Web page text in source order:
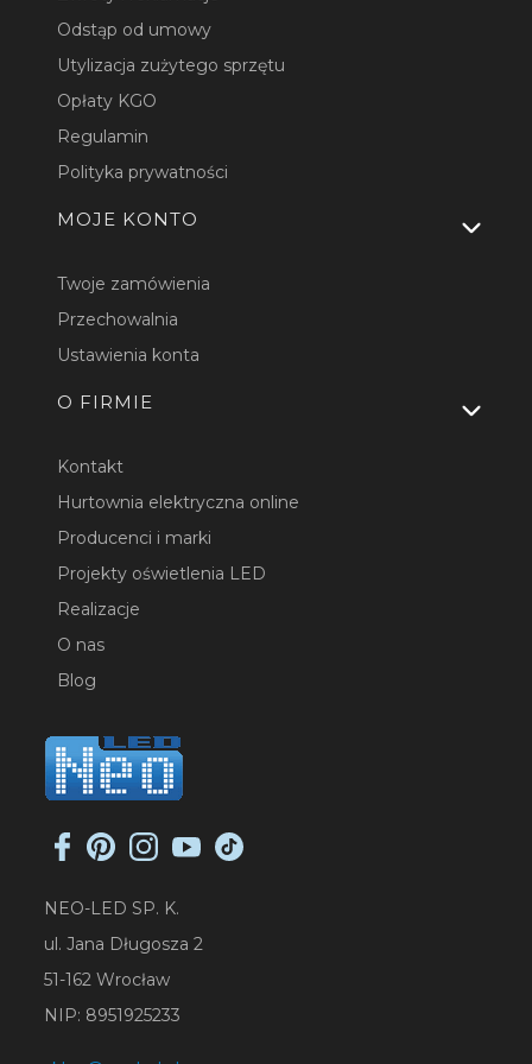
Odstąp od umowy
Utylizacja zużytego sprzętu
Opłaty KGO
Regulamin
Polityka prywatności
MOJE KONTO
Twoje zamówienia
Przechowalnia
Ustawienia konta
O FIRMIE
Kontakt
Hurtownia elektryczna online
Producenci i marki
Projekty oświetlenia LED
Realizacje
O nas
Blog
NEO-LED SP. K.
ul. Jana Długosza 2
51-162 Wrocław
NIP: 8951925233